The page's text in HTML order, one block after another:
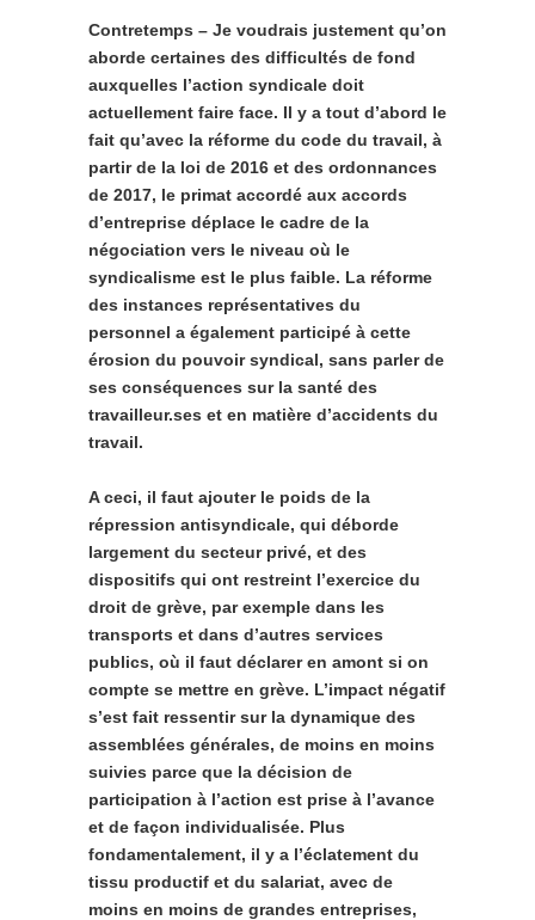
Contretemps – Je voudrais justement qu’on
aborde certaines des difficultés de fond
auxquelles l’action syndicale doit
actuellement faire face. Il y a tout d’abord le
fait qu’avec la réforme du code du travail, à
partir de la loi de 2016 et des ordonnances
de 2017, le primat accordé aux accords
d’entreprise déplace le cadre de la
négociation vers le niveau où le
syndicalisme est le plus faible. La réforme
des instances représentatives du
personnel a également participé à cette
érosion du pouvoir syndical, sans parler de
ses conséquences sur la santé des
travailleur.ses et en matière d’accidents du
travail.
A ceci, il faut ajouter le poids de la
répression antisyndicale, qui déborde
largement du secteur privé, et des
dispositifs qui ont restreint l’exercice du
droit de grève, par exemple dans les
transports et dans d’autres services
publics, où il faut déclarer en amont si on
compte se mettre en grève. L’impact négatif
s’est fait ressentir sur la dynamique des
assemblées générales, de moins en moins
suivies parce que la décision de
participation à l’action est prise à l’avance
et de façon individualisée. Plus
fondamentalement, il y a l’éclatement du
tissu productif et du salariat, avec de
moins en moins de grandes entreprises,